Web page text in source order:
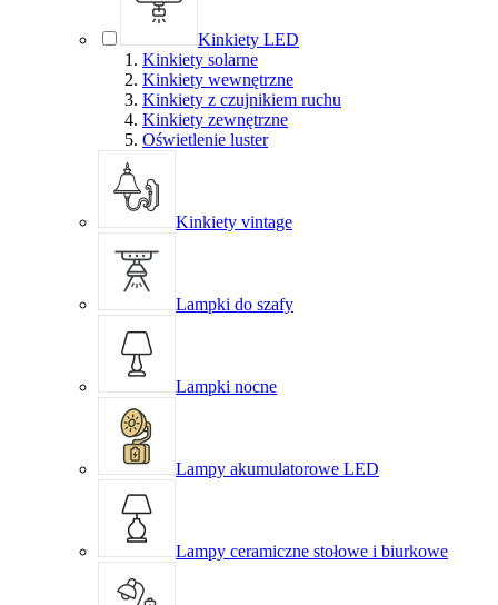
Kinkiety LED
Kinkiety solarne
Kinkiety wewnętrzne
Kinkiety z czujnikiem ruchu
Kinkiety zewnętrzne
Oświetlenie luster
Kinkiety vintage
Lampki do szafy
Lampki nocne
Lampy akumulatorowe LED
Lampy ceramiczne stołowe i biurkowe